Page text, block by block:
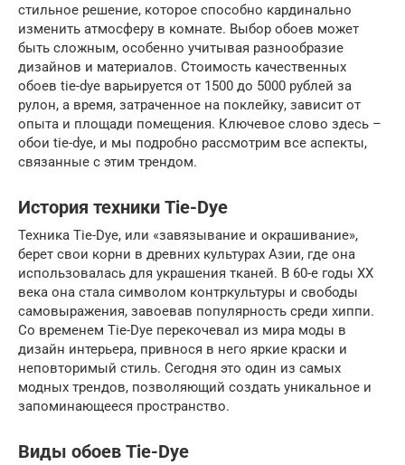
стильное решение, которое способно кардинально
изменить атмосферу в комнате. Выбор обоев может
быть сложным, особенно учитывая разнообразие
дизайнов и материалов. Стоимость качественных
обоев tie-dye варьируется от 1500 до 5000 рублей за
рулон, а время, затраченное на поклейку, зависит от
опыта и площади помещения. Ключевое слово здесь –
обои tie-dye, и мы подробно рассмотрим все аспекты,
связанные с этим трендом.
История техники Tie-Dye
Техника Tie-Dye, или «завязывание и окрашивание»,
берет свои корни в древних культурах Азии, где она
использовалась для украшения тканей. В 60-е годы XX
века она стала символом контркультуры и свободы
самовыражения, завоевав популярность среди хиппи.
Со временем Tie-Dye перекочевал из мира моды в
дизайн интерьера, привнося в него яркие краски и
неповторимый стиль. Сегодня это один из самых
модных трендов, позволяющий создать уникальное и
запоминающееся пространство.
Виды обоев Tie-Dye